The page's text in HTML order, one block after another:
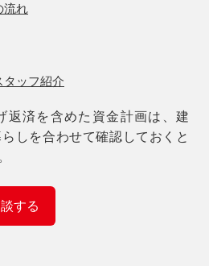
流れ
タッフ紹介
返済を含めた資金計画は、建
しを合わせて確認しておくと
する